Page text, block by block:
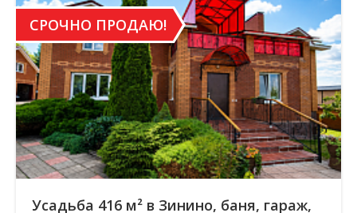
СРОЧНО ПРОДАЮ!
Усадьба 416 м² в Зинино, баня, гараж,